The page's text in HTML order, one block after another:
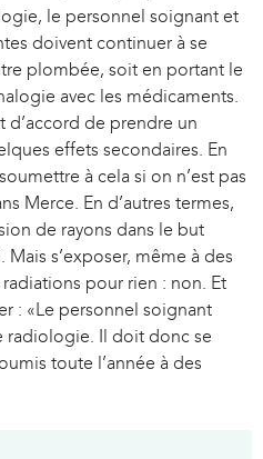
k
i
s
e
x
t
e
r
n
a
l
)
le personnel soignant et
doivent continuer à se
plombée, soit en portant le
avec les médicaments.
d’accord de prendre un
effets secondaires. En
à cela si on n’est pas
Merce. En d’autres termes,
de rayons dans le but
s’exposer, même à des
pour rien : non. Et
: «Le personnel soignant
radiologie. Il doit donc se
toute l’année à des